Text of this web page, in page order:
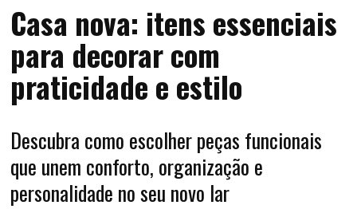
Casa nova: itens essenciais
para decorar com
praticidade e estilo
Descubra como escolher peças funcionais
que unem conforto, organização e
personalidade no seu novo lar